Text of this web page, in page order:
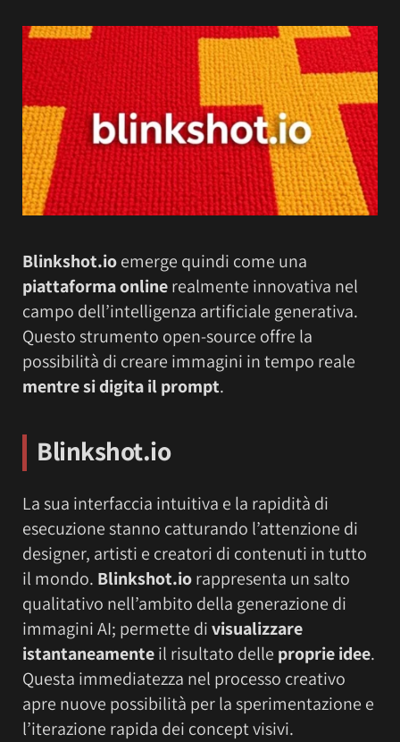
Blinkshot.ioemerge quindi come una
piattaforma onlinerealmente innovativa nel
campo dell’intelligenza artificiale generativa.
Questo strumento open-source offre la
possibilità di creare immagini in tempo reale
mentre si digita il prompt.
Blinkshot.io
La sua interfaccia intuitiva e la rapidità di
esecuzione stanno catturando l’attenzione di
designer, artisti e creatori di contenuti in tutto
il mondo. Blinkshot.iorappresenta un salto
qualitativo nell’ambito della generazione di
immagini AI; permette divisualizzare
istantaneamenteil risultato delle proprie idee.
Questa immediatezza nel processo creativo
apre nuove possibilità per la sperimentazione e
l’iterazione rapida dei concept visivi.